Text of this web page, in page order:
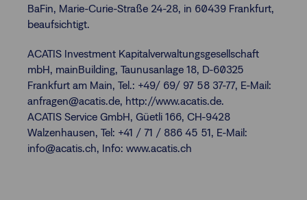
BaFin, Marie-Curie-Straße 24-28, in 60439 Frankfurt,
beaufsichtigt.
ACATIS Investment Kapitalverwaltungsgesellschaft
mbH, mainBuilding, Taunusanlage 18, D-60325
Frankfurt am Main, Tel.: +49/ 69/ 97 58 37-77, E-Mail:
anfragen@acatis.de, http://www.acatis.de.
ACATIS Service GmbH, Güetli 166, CH-9428
Walzenhausen, Tel: +41 / 71 / 886 45 51, E-Mail:
info@acatis.ch, Info: www.acatis.ch